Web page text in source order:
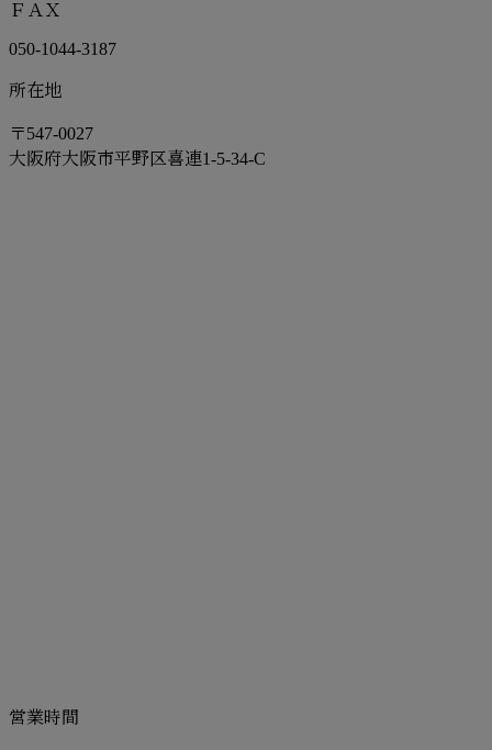
ＦＡＸ
050-1044-3187
所在地
〒547-0027
大阪府大阪市平野区喜連1-5-34-C
営業時間